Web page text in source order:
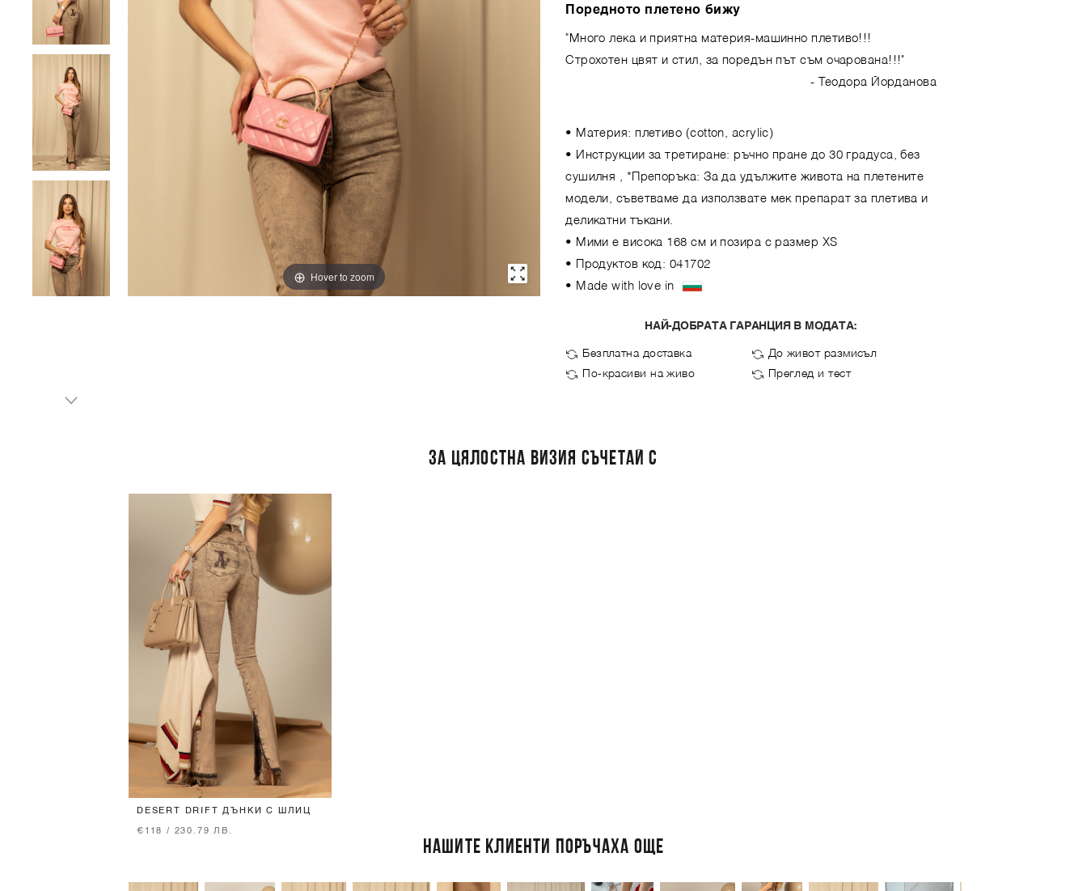
Hover to zoom
Поредното плетено бижу
"Много лека и приятна материя-машинно плетиво!!!
Строхотен цвят и стил, за поредън път съм очарована!!!"
- Теодора Йорданова
• Материя: плетиво (cotton, acrylic)
• Инструкции за третиране: ръчно пране до 30 градуса, без
сушилня , *Препоръка: За да удължите живота на плетените
модели, съветваме да използвате мек препарат за плетива и
деликатни тъкани.
• Мими е висока 168 см и позира с размер XS
• Продуктов код: 041702
• Made with love in
НАЙ-ДОБРАТА ГАРАНЦИЯ В МОДАТА:
Безплатна доставка
До живот размисъл
По-красиви на живо
Преглед и тест
ЗА ЦЯЛОСТНА ВИЗИЯ СЪЧЕТАЙ С
DESERT DRIFT ДЪНКИ С ШЛИЦ
€118 / 230.79 ЛВ.
НАШИТЕ КЛИЕНТИ ПОРЪЧАХА ОЩЕ